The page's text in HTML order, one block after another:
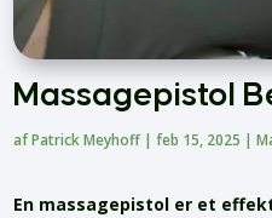
Massagepistol
afPatrick Meyhoff |feb 15, 2025 |
En massagepistol er et